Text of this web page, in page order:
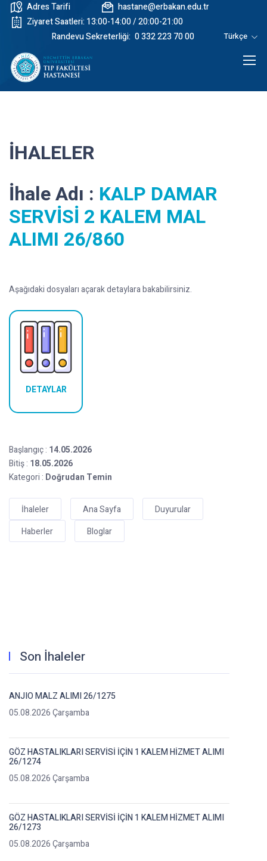
Adres Tarifi
hastane@erbakan.edu.tr
Ziyaret Saatleri: 13:00-14:00 / 20:00-21:00
Randevu Sekreterliği: 0 332 223 70 00 Türkçe
İHALELER
İhale Adı : KALP DAMAR
SERVİSİ 2 KALEM MAL
ALIMI 26/860
Aşağıdaki dosyaları açarak detaylara bakabilirsiniz.
DETAYLAR
Başlangıç : 14.05.2026
Bitiş : 18.05.2026
Kategori : Doğrudan Temin
İhaleler Ana Sayfa
Duyurular
Haberler
Bloglar
Son İhaleler
ANJIO MALZ ALIMI 26/1275
05.08.2026 Çarşamba
GÖZ HASTALIKLARI SERVİSİ İÇİN 1 KALEM HİZMET ALIMI
26/1274
05.08.2026 Çarşamba
GÖZ HASTALIKLARI SERVİSİ İÇİN 1 KALEM HİZMET ALIMI
26/1273
05.08.2026 Çarşamba